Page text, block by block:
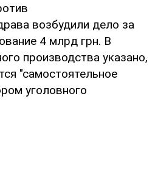
возбудили дело за
4 млрд грн. В
производства указано,
"самостоятельное
уголовного